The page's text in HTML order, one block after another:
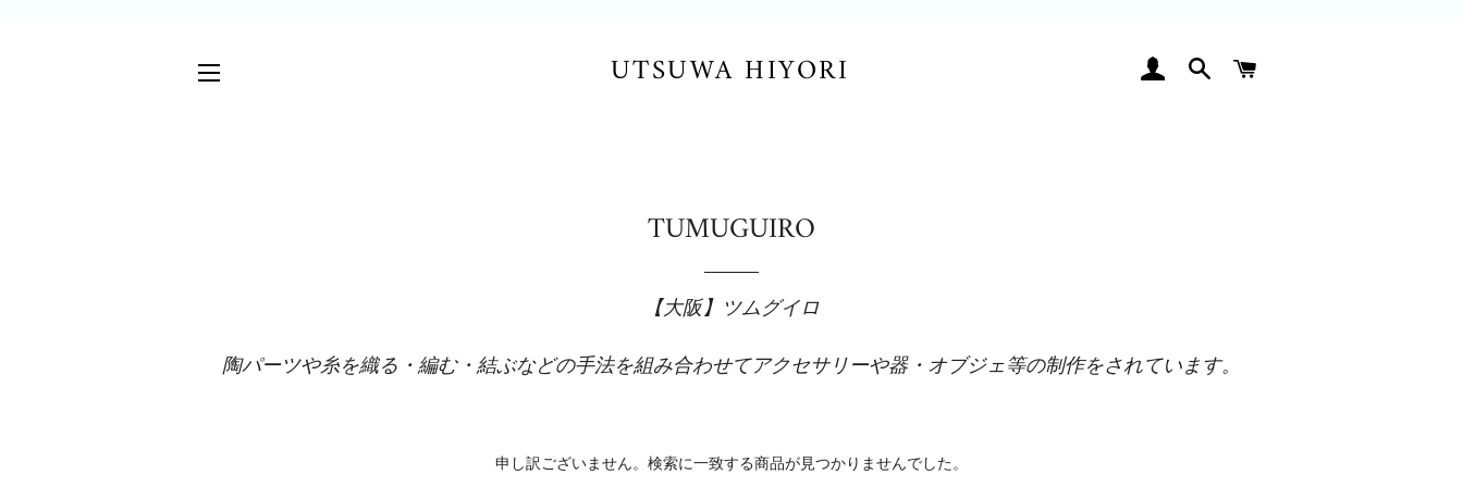
UTSUWA HIYORI ログイン検索
TUMUGUIRO
【大阪】ツムグイロ
陶パーツや糸を織る・編む・結ぶなどの手法を組み合わせてアクセサリーや器・オブジェ等の制作をされています。
申し訳ございません。検索に一致する商品が見つかりませんでした。